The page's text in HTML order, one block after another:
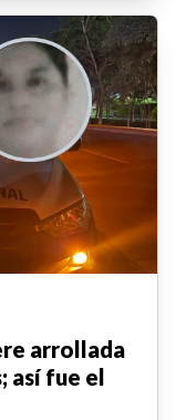
arrollada
así fue el